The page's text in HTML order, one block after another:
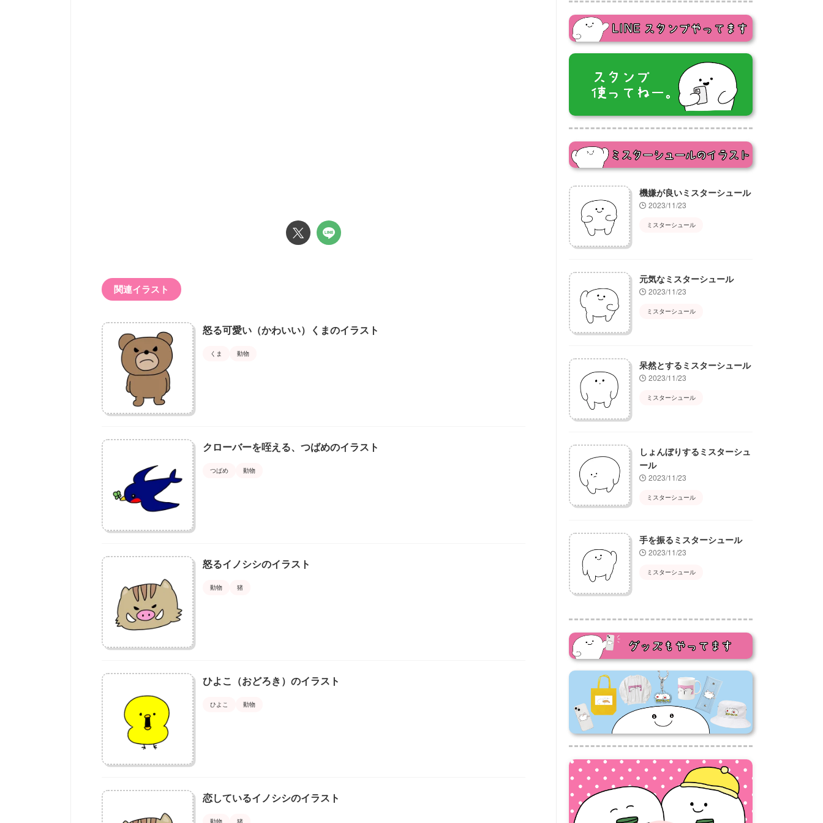
関連イラスト
怒る可愛い（かわいい）くまのイラスト
くま 動物
クローバーを咥える、つばめのイラスト
つばめ 動物
怒るイノシシのイラスト
動物 猪
ひよこ（おどろき）のイラスト
ひよこ 動物
恋しているイノシシのイラスト
動物 猪
機嫌が良いミスターシュール
2023/11/23
ミスターシュール
元気なミスターシュール
2023/11/23
ミスターシュール
呆然とするミスターシュール
2023/11/23
ミスターシュール
しょんぼりするミスターシュ
ール
2023/11/23
ミスターシュール
手を振るミスターシュール
2023/11/23
ミスターシュール